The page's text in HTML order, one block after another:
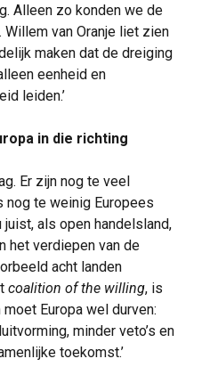
Alleen zo konden we de
Willem van Oranje liet zien
maken dat de dreiging
eenheid en
leiden.’
in die richting
Er zijn nog te veel
nog te weinig Europees
als open handelsland,
het verdiepen van de
acht landen
coalition of the willing, is
Europa wel durven:
minder veto’s en
toekomst.’